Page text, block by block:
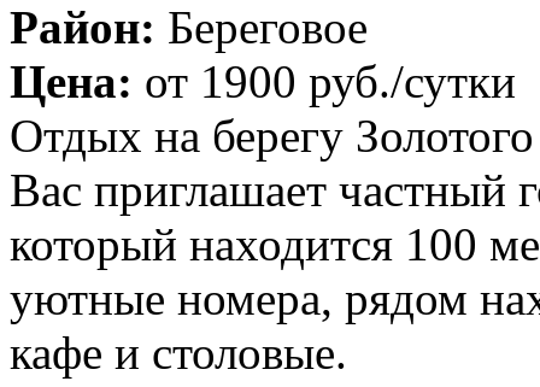
Район: Береговое
Цена: от 1900 руб./сутки
Отдых на берегу
Вас приглашает частный
который находится 100
уютные номера, рядом
кафе и столовые.